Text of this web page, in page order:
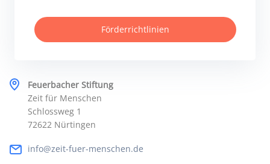
Feuerbacher Stiftung
Zeit für Menschen
Schlossweg 1
72622 Nürtingen
info@zeit-fuer-menschen.de
Förderrichtlinien